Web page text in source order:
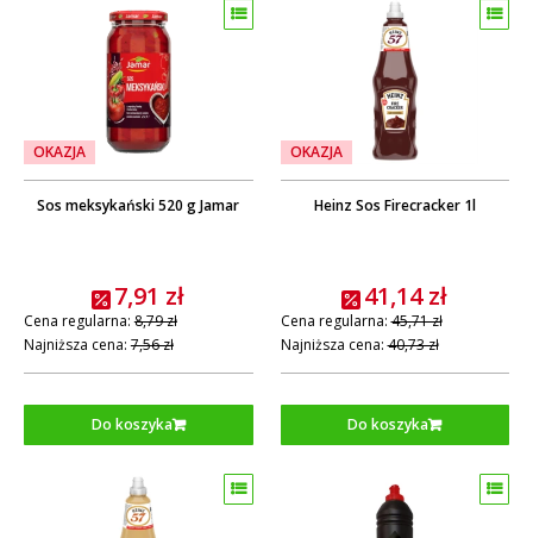
OKAZJA
Sos meksykański 520 g Jamar
7,91 zł
Cena regularna: 8,79 zł
Najniższa cena: 7,56 zł
Do koszyka
OKAZJA
Heinz Sos Firecracker 1l
41,14 zł
Cena regularna: 45,71 zł
Najniższa cena: 40,73 zł
Do koszyka